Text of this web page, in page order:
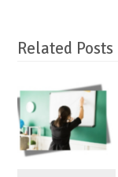
Related Posts